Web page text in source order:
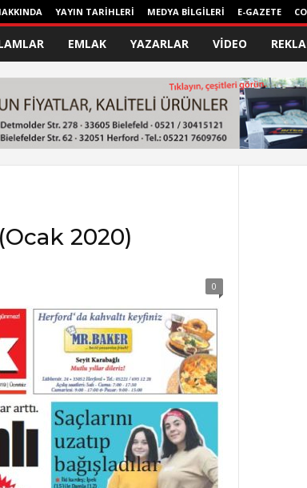
YAYIN TARİHLERİ MEDYA BİLGİLERİ E-GAZETE
EMLAK YAZARLAR VİDEO
2020)
0